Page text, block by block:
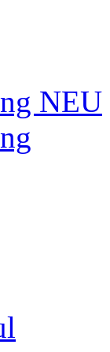
NEU